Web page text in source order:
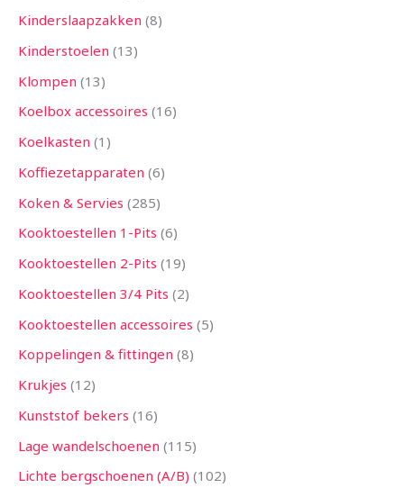
Kinderslaapzakken 8
Kinderstoelen 13
Klompen 13
Koelbox accessoires 16
Koelkasten 1
Koffiezetapparaten 6
Koken & Servies 285
Kooktoestellen 1-Pits 6
Kooktoestellen 2-Pits 19
Kooktoestellen 3/4 Pits 2
Kooktoestellen accessoires 5
Koppelingen & fittingen 8
Krukjes 12
Kunststof bekers 16
Lage wandelschoenen 115
Lichte bergschoenen (A/B) 102